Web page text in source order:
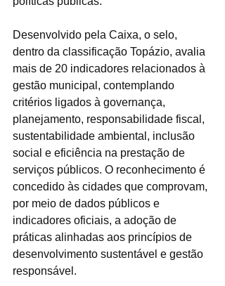
Desenvolvido pela Caixa, o selo,
dentro da classificação Topázio, avalia
mais de 20 indicadores relacionados à
gestão municipal, contemplando
critérios ligados à governança,
planejamento, responsabilidade fiscal,
sustentabilidade ambiental, inclusão
social e eficiência na prestação de
serviços públicos. O reconhecimento é
concedido às cidades que comprovam,
por meio de dados públicos e
indicadores oficiais, a adoção de
práticas alinhadas aos princípios de
desenvolvimento sustentável e gestão
responsável.